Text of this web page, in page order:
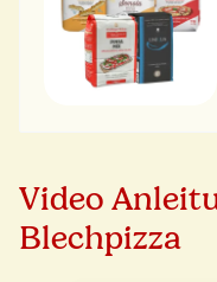
Video
Blechpizza